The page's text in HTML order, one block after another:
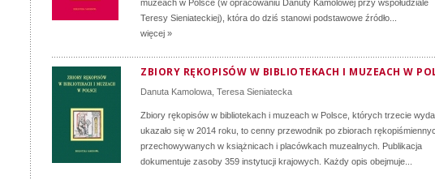
muzeach w Polsce (w opracowaniu Danuty Kamolowej przy współudziale
Teresy Sieniateckiej), która do dziś stanowi podstawowe źródło...
więcej »
ZBIORY RĘKOPISÓW W BIBLIOTEKACH I MUZEACH W
Danuta Kamolowa Teresa Sieniatecka
Zbiory rękopisów w bibliotekach i muzeach w Polsce, których trzecie
ukazało się w 2014 roku, to cenny przewodnik po zbiorach
przechowywanych w książnicach i placówkach muzealnych. Publikacja
dokumentuje zasoby 359 instytucji krajowych. Każdy opis obejmuje...